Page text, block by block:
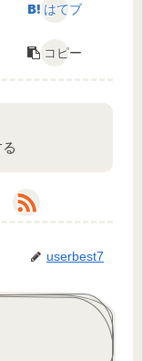
はてブ
コピー
userbest7